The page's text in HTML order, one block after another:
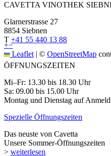
+−
Leaflet | © OpenStreetMap
CAVETTA VINOTHEK
Glarnerstrasse 27
8854 Siebnen
T +41 55 440 13 88
ÖFFNUNGSZEITEN
Mi–Fr: 13.30 bis 18.30 Uhr
Sa: 09.00 bis 15.00 Uhr
Montag und Dienstag auf
Spezielle Öffnungszeiten
Das neuste von Cavetta
Unsere Sommer-Öffnungszeiten
> weiterlesen